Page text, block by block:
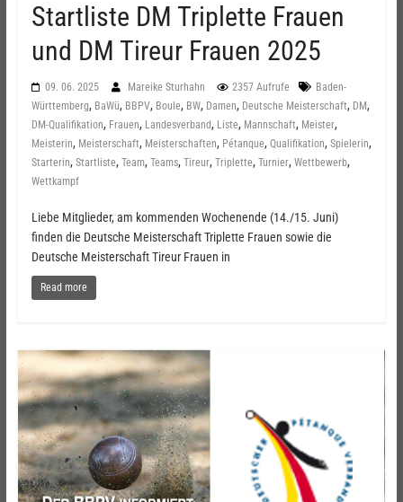
Startliste DM Triplette Frauen
und DM Tireur Frauen 2025
09. 06. 2025 Mareike Sturhahn 2357 Aufrufe
Baden-
Württemberg, BaWü, BBPV, Boule, BW, Damen, Deutsche Meisterschaft, DM,
DM-Qualifikation, Frauen, Landesverband, Liste, Mannschaft, Meister,
Meisterin, Meisterschaft, Meisterschaften, Pétanque, Qualifikation, Spielerin,
Starterin, Startliste, Team, Teams, Tireur, Triplette, Turnier, Wettbewerb,
Wettkampf
Liebe Mitglieder, am kommenden Wochenende (14./15. Juni)
finden die Deutsche Meisterschaft Triplette Frauen sowie die
Deutsche Meisterschaft Tireur Frauen in
Read more